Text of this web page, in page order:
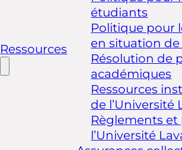
Ressources
étudiants
Politique pour
en situation
Résolution de
académiques
Ressources
de l’Université
Règlements
l’Université